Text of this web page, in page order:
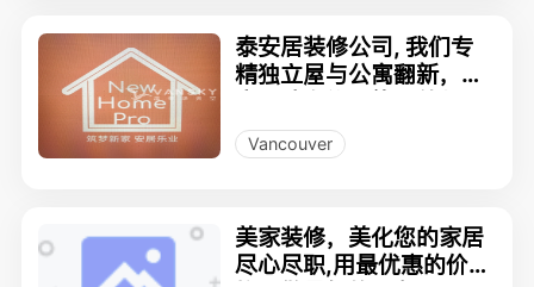
泰安居装修公司, 我们专
精独立屋与公寓翻新，自
Vancouver
美家装修，美化您的家居
尽心尽职,用最优惠的价